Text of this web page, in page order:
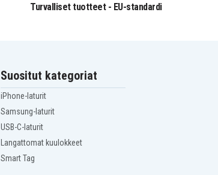
Turvalliset tuotteet - EU-standardi
Suositut kategoriat
iPhone-laturit
Samsung-laturit
USB-C-laturit
Langattomat kuulokkeet
Smart Tag